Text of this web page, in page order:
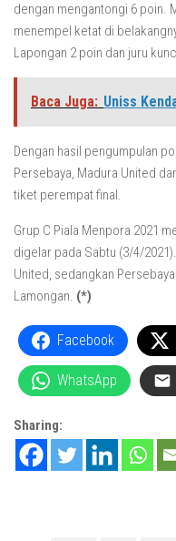
dengan mengantongi 6 poin.
menempel ketat di
Lapongan 2 poin dan juru
Baca Juga: Uniss
Dengan hasil pengumpulan
Persebaya, Madura United
tiket perempat final.
Grup C Piala Menpora 2021
digelar pada Sabtu (3/4/
United, sedangkan
Lamongan. (*)
Facebook
WhatsApp
Sharing: